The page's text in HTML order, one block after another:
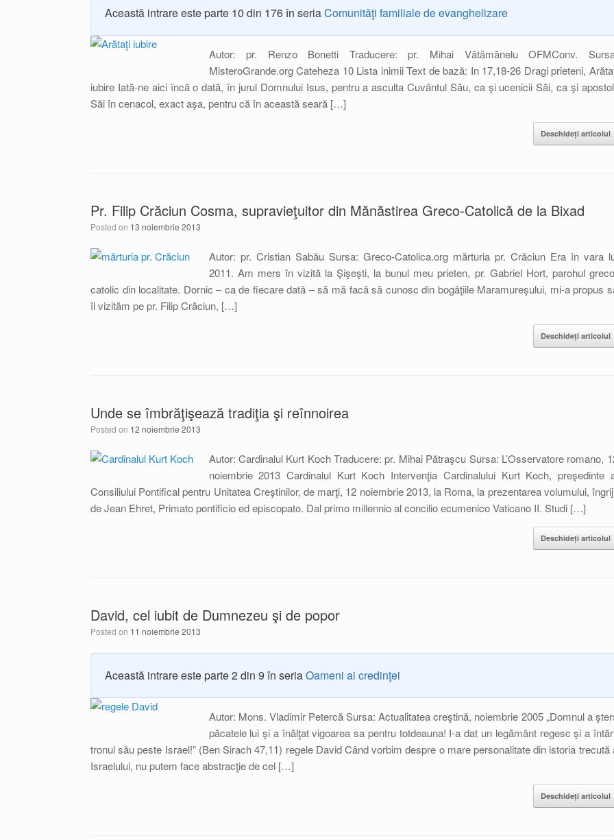
Această intrare este parte 10 din 176 în seriaComunităţi familiale de evanghelizare
Autor: pr. Renzo Bonetti Traducere: pr. Mihai Vătămănelu OFMConv.
MisteroGrande.org Cateheza 10 Lista inimii Text de bază: In 17,18-26 Dragi prieteni,
iubire Iată-ne aici încă o dată, în jurul Domnului Isus, pentru a asculta Cuvântul Său, ca şi ucenicii Săi, ca şi
Săi în cenacol, exact aşa, pentru că în această seară […]
Deschideți articolul
Pr. Filip Crăciun Cosma, supravieţuitor din Mănăstirea Greco-Catolică de la Bixad
Posted on 13 noiembrie 2013
Autor: pr. Cristian Sabău Sursa: Greco-Catolica.org mărturia pr. Crăciun Era în vara
2011. Am mers în vizită la Şişeşti, la bunul meu prieten, pr. Gabriel Hort, parohul
catolic din localitate. Dornic – ca de fiecare dată – să mă facă să cunosc din bogăţiile Maramureşului, mi-a propus
îl vizităm pe pr. Filip Crăciun, […]
Deschideți articolul
Unde se îmbrăţişează tradiţia şi reînnoirea
Posted on 12 noiembrie 2013
Autor: Cardinalul Kurt Koch Traducere: pr. Mihai Pătraşcu Sursa: L’Osservatore romano,
noiembrie 2013 Cardinalul Kurt Koch Intervenţia Cardinalului Kurt Koch, preşedinte
Consiliului Pontifical pentru Unitatea Creştinilor, de marţi, 12 noiembrie 2013, la Roma, la prezentarea volumului,
de Jean Ehret, Primato pontificio ed episcopato. Dal primo millennio al concilio ecumenico Vaticano II. Studi […]
Deschideți articolul
David, cel iubit de Dumnezeu şi de popor
Posted on 11 noiembrie 2013
Această intrare este parte 2 din 9 în seriaOameni ai credinţei
Autor: Mons. Vladimir Petercă Sursa: Actualitatea creştină, noiembrie 2005 „Domnul a
păcatele lui şi a înălţat vigoarea sa pentru totdeauna! I-a dat un legământ regesc şi a
tronul său peste Israel!” (Ben Sirach 47,11) regele David Când vorbim despre o mare personalitate din istoria trecută
Israelului, nu putem face abstracţie de cel […]
Deschideți articolul